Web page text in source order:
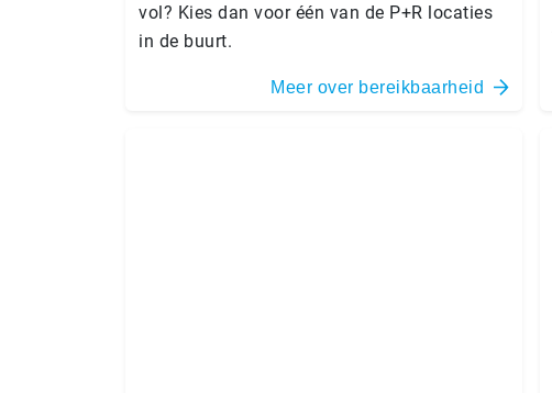
vol? Kies dan voor één van de P+R locaties
in de buurt.
Meer over bereikbaarheid